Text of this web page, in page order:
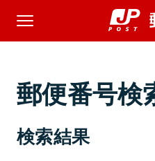
郵便番号検
検索結果